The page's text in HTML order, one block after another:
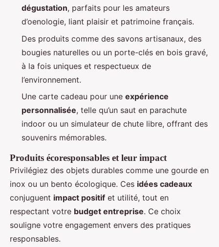
dégustation, parfaits pour les amateurs
d’oenologie, liant plaisir et patrimoine français.
Des produits comme des savons artisanaux, des
bougies naturelles ou un porte-clés en bois gravé,
à la fois uniques et respectueux de
l’environnement.
Une carte cadeau pour une expérience
personnalisée, telle qu’un saut en parachute
indoor ou un simulateur de chute libre, offrant des
souvenirs mémorables.
Produits écoresponsables et leur impact
Privilégiez des objets durables comme une gourde en
inox ou un bento écologique. Ces idées cadeaux
conjuguent impact positif et utilité, tout en
respectant votre budget entreprise. Ce choix
souligne votre engagement envers des pratiques
responsables.